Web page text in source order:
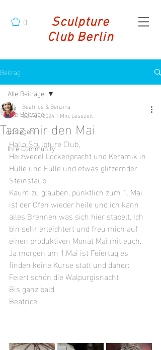
0
Sculpture
Club Berlin
Beitrag
Alle Beiträge
Loslegen
Ihre Community
Alle Beiträge
Tanz mir den Mai
Beatrice & Benzina
30. Apr. 20241 Min. Lesezeit
Hallo Sculpture Club,
Heizwedel Lockenpracht und Keramik in
Hülle und Fülle und etwas glitzernder
Steinstaub.
Kaum zu glauben, pünktlich zum 1. Mai
ist der Ofen wieder heile und ich kann
alles Brennen was sich hier stapelt. Ich
bin sehr erleichtert und freu mich auf
einen produktiven Monat Mai mit euch.
Ja morgen am 1.Mai ist Feiertag es
finden keine Kurse statt und daher:
Feiert schön die Walpurgisnacht
Bis ganz bald
Beatrice